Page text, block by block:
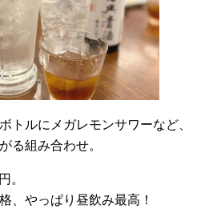
トルにメガレモンサワーなど、
る組み合わせ。
。
、やっぱり昼飲み最高！